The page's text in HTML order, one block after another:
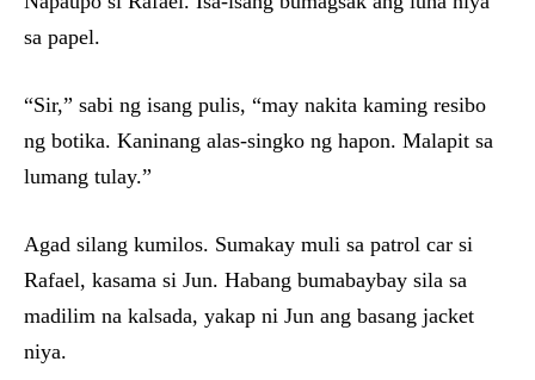
sa papel.
“Sir,” sabi ng isang pulis, “may nakita kaming resibo
ng botika. Kaninang alas-singko ng hapon. Malapit sa
lumang tulay.”
Agad silang kumilos. Sumakay muli sa patrol car si
Rafael, kasama si Jun. Habang bumabaybay sila sa
madilim na kalsada, yakap ni Jun ang basang jacket
niya.